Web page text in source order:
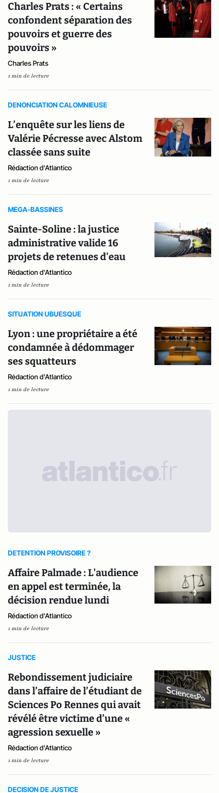
Charles Prats : « Certains
confondent séparation des
pouvoirs et guerre des
pouvoirs »
Charles Prats
1 min de lecture
DENONCIATION CALOMNIEUSE
L’enquête sur les liens de
Valérie Pécresse avec Alstom
classée sans suite
Rédaction d'Atlantico
1 min de lecture
MEGA-BASSINES
Sainte-Soline : la justice
administrative valide 16
projets de retenues d'eau
Rédaction d'Atlantico
1 min de lecture
SITUATION UBUESQUE
Lyon : une propriétaire a été
condamnée à dédommager
ses squatteurs
Rédaction d'Atlantico
1 min de lecture
DETENTION PROVISOIRE ?
Affaire Palmade : L'audience
en appel est terminée, la
décision rendue lundi
Rédaction d'Atlantico
1 min de lecture
JUSTICE
Rebondissement judiciaire
dans l’affaire de l’étudiant de
Sciences Po Rennes qui avait
révélé être victime d’une «
agression sexuelle »
Rédaction d'Atlantico
1 min de lecture
DECISION DE JUSTICE